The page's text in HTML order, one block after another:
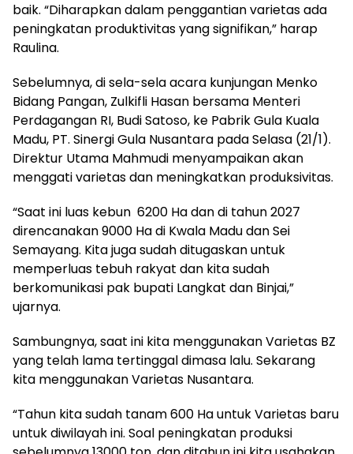
baik. “Diharapkan dalam penggantian varietas ada
peningkatan produktivitas yang signifikan,” harap
Raulina.
Sebelumnya, di sela-sela acara kunjungan Menko
Bidang Pangan, Zulkifli Hasan bersama Menteri
Perdagangan RI, Budi Satoso, ke Pabrik Gula Kuala
Madu, PT. Sinergi Gula Nusantara pada Selasa (21/1).
Direktur Utama Mahmudi menyampaikan akan
menggati varietas dan meningkatkan produksivitas.
“Saat ini luas kebun 6200 Ha dan di tahun 2027
direncanakan 9000 Ha di Kwala Madu dan Sei
Semayang. Kita juga sudah ditugaskan untuk
memperluas tebuh rakyat dan kita sudah
berkomunikasi pak bupati Langkat dan Binjai,”
ujarnya.
Sambungnya, saat ini kita menggunakan Varietas BZ
yang telah lama tertinggal dimasa lalu. Sekarang
kita menggunakan Varietas Nusantara.
“Tahun kita sudah tanam 600 Ha untuk Varietas baru
untuk diwilayah ini. Soal peningkatan produksi